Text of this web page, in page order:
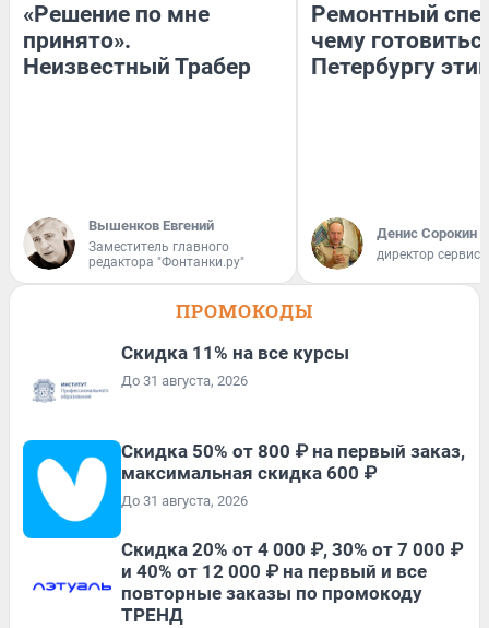
«Решение по мне
принято».
Неизвестный Трабер
Вышенков Евгений
Заместитель главного
редактора "Фонтанки.ру"
Ремонтный
чему
Петербургу
Денис Сорокин
директор
ПРОМОКОДЫ
Скидка 11% на все курсы
До 31 августа, 2026
Скидка 50% от 800 ₽ на первый заказ,
максимальная скидка 600 ₽
До 31 августа, 2026
Скидка 20% от 4 000 ₽, 30% от 7 000 ₽
и 40% от 12 000 ₽ на первый и все
повторные заказы по промокоду
ТРЕНД